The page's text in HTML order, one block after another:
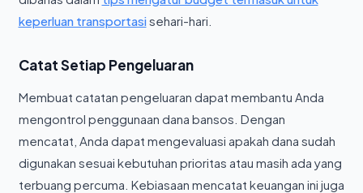
keperluan transportasisehari-hari.
Catat Setiap Pengeluaran
Membuat catatan pengeluaran dapat membantu Anda
mengontrol penggunaan dana bansos. Dengan
mencatat, Anda dapat mengevaluasi apakah dana sudah
digunakan sesuai kebutuhan prioritas atau masih ada yang
terbuang percuma. Kebiasaan mencatat keuangan ini juga